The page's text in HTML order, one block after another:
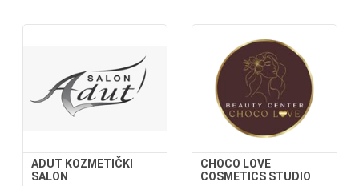
ADUT KOZMETIČKI
SALON
CHOCO LOVE
COSMETICS STUDIO